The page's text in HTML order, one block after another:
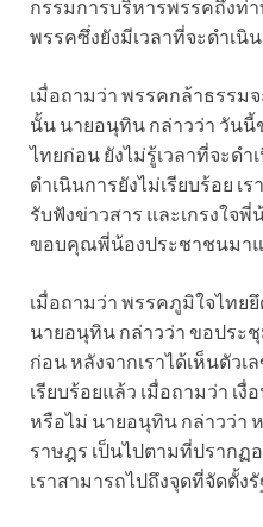
กรรมการบริหารพรรคถึงท่
พรรคซึ่งยังมีเวลาที่จะดำเนิ
เมื่อถามว่า พรรคกล้าธรรม
นั้น นายอนุทิน กล่าวว่า วัน
ไทยก่อน ยังไม่รู้เวลาที่จะด
ดำเนินการยังไม่เรียบร้อย เ
รับฟังข่าวสาร และเกรงใจ
ขอบคุณพี่น้องประชาชนมา
เมื่อถามว่า พรรคภูมิใจไทย
นายอนุทิน กล่าวว่า ขอประ
ก่อน หลังจากเราได้เห็นตัว
เรียบร้อยแล้ว เมื่อถามว่า เ
หรือไม่ นายอนุทิน กล่าวว่า
ราษฎร เป็นไปตามที่ปรากฏ
เราสามารถไปถึงจุดที่จัดตั้ง